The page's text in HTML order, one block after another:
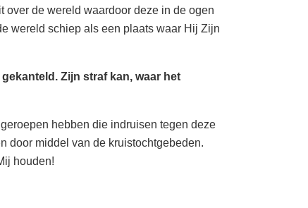
over de wereld waardoor deze in de ogen
wereld schiep als een plaats waar Hij Zijn
Zijn straf kan, waar het
hebben die indruisen tegen deze
door middel van de kruistochtgebeden.
houden!